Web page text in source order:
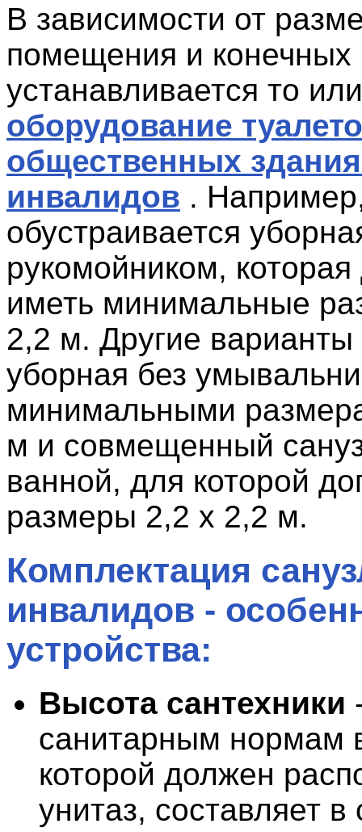
В зависимости от
помещения и конечных
устанавливается то
оборудование
общественных
инвалидов .
обустраивается
рукомойником,
иметь минимальные
2,2 м. Другие варианты
уборная без
минимальными
м и совмещенный
ванной, для которой
размеры 2,2 х 2,2 м.
Комплектация
инвалидов -
устройства:
Высота сантехники
санитарным нормам
которой должен
унитаз, составляет